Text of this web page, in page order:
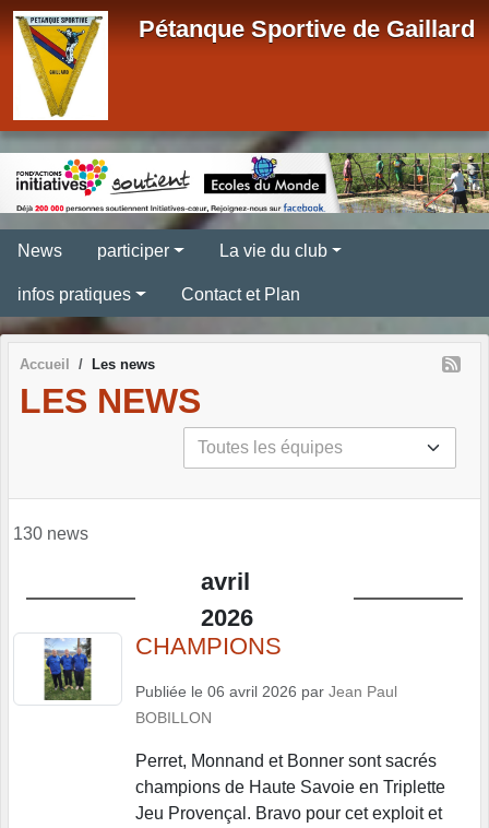
Pétanque Sportive de Gaillard
News participer La vie du club
infos pratiques Contact et Plan
Accueil Les news
LES NEWS
130 news
avril
2026
CHAMPIONS
Publiée le 06 avril 2026 par Jean Paul
BOBILLON
Perret, Monnand et Bonner sont sacrés
champions de Haute Savoie en Triplette
Jeu Provençal. Bravo pour cet exploit et
Panneau de gestion des cookies